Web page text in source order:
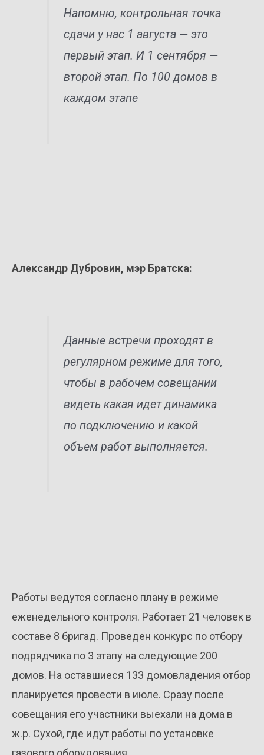
Напомню, контрольная точка
сдачи у нас 1 августа — это
первый этап. И 1 сентября —
второй этап. По 100 домов в
каждом этапе
Александр Дубровин, мэр Братска:
Данные встречи проходят в
регулярном режиме для того,
чтобы в рабочем совещании
видеть какая идет динамика
по подключению и какой
объем работ выполняется.
Работы ведутся согласно плану в режиме
еженедельного контроля. Работает 21 человек в
составе 8 бригад. Проведен конкурс по отбору
подрядчика по 3 этапу на следующие 200
домов. На оставшиеся 133 домовладения отбор
планируется провести в июле. Сразу после
совещания его участники выехали на дома в
ж.р. Сухой, где идут работы по установке